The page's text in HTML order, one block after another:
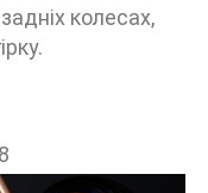
колесах,